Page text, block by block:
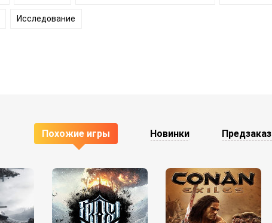
Исследование
Похожие игры Новинки